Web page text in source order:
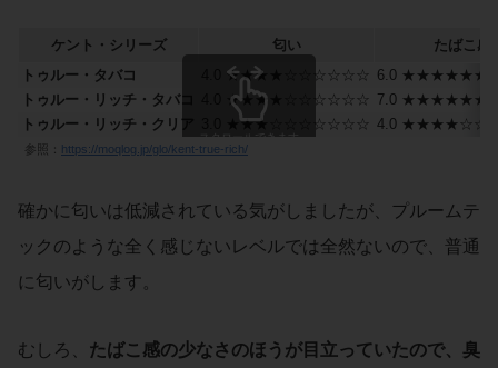
ケント・シリーズ 匂い
たばこ感
トゥルー・タバコ
4.0 ★★★★☆☆☆☆☆☆ 6.0
トゥルー・リッチ・タバコ
4.0 ★★★★☆☆☆☆☆☆ 7.0
トゥルー・リッチ・クリア
3.0 ★★★☆☆☆☆☆☆☆ 4.0
スクロールできます
参照： https://moqlog.jp/glo/kent-true-rich/
確かに匂いは低減されている気がしましたが、プルームテ
ックのような全く感じないレベルでは全然ないので、普通
に匂いがします。
むしろ、 たばこ感の少なさのほうが目立っていたので、臭